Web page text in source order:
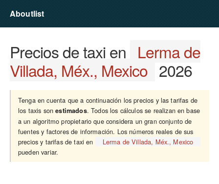
Aboutlist
Precios de taxi en Lerma de
Villada, Méx., Mexico 2026
Tenga en cuenta que a continuación los precios y las tarifas de
los taxis sonestimados. Todos los cálculos se realizan en base
a un algoritmo propietario que considera un gran conjunto de
fuentes y factores de información. Los números reales de sus
precios y tarifas de taxi en
Lerma de Villada, Méx., Mexico
pueden variar.